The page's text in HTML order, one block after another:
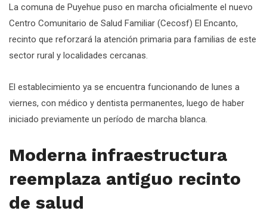
La comuna de Puyehue puso en marcha oficialmente el nuevo
Centro Comunitario de Salud Familiar (Cecosf) El Encanto,
recinto que reforzará la atención primaria para familias de este
sector rural y localidades cercanas.
El establecimiento ya se encuentra funcionando de lunes a
viernes, con médico y dentista permanentes, luego de haber
iniciado previamente un período de marcha blanca.
Moderna infraestructura
reemplaza antiguo recinto
de salud